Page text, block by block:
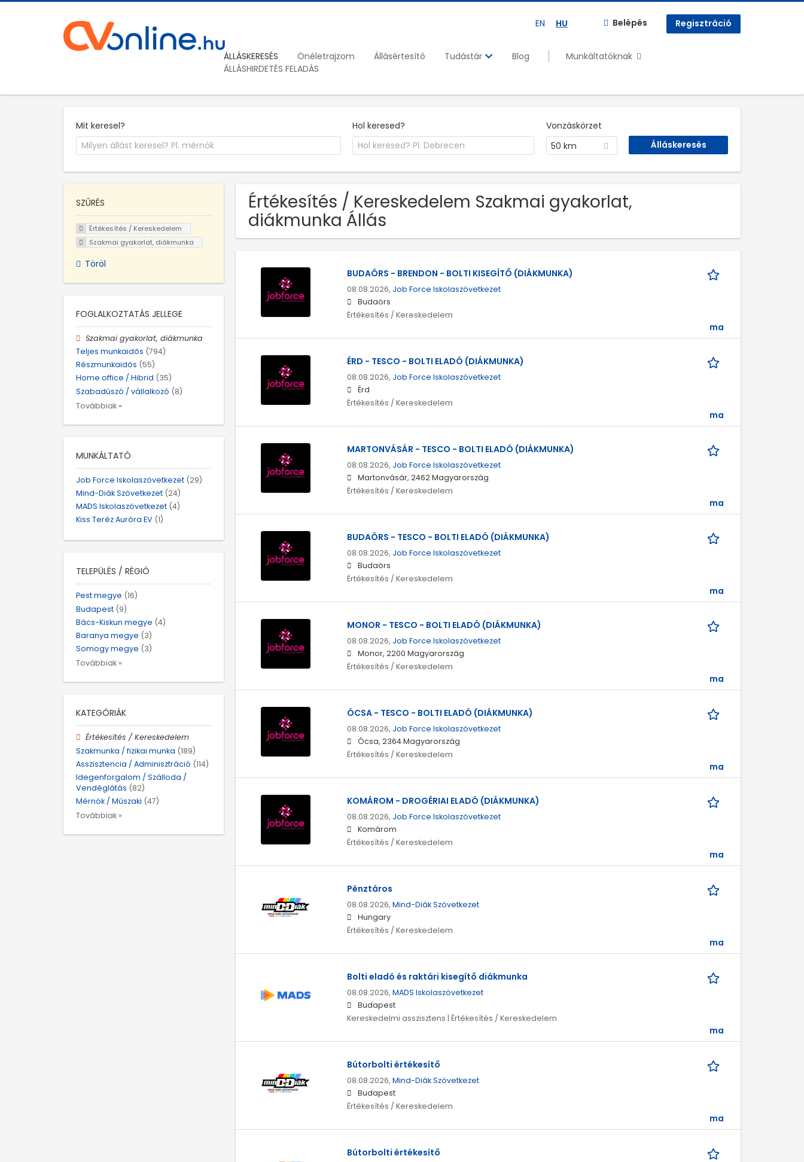
EN HU Belépés Regisztráció
ÁLLÁSKERESÉS Önéletrajzom Állásértesítő Tudástár Blog
Munkáltatóknak
ÁLLÁSHIRDETÉS FELADÁS
Mit keresel? Hol keresed?
Vonzáskörzet
50 km
Értékesítés / Kereskedelem Szakmai gyakorlat,
diákmunka Állás
BUDAÖRS - BRENDON - BOLTI KISEGÍTŐ (DIÁKMUNKA)
08.08.2026, Job Force Iskolaszövetkezet
Budaörs
Értékesítés / Kereskedelem
ma
ÉRD - TESCO - BOLTI ELADÓ (DIÁKMUNKA)
08.08.2026, Job Force Iskolaszövetkezet
Érd
Értékesítés / Kereskedelem
ma
MARTONVÁSÁR - TESCO - BOLTI ELADÓ (DIÁKMUNKA)
08.08.2026, Job Force Iskolaszövetkezet
Martonvásár, 2462 Magyarország
Értékesítés / Kereskedelem
ma
BUDAÖRS - TESCO - BOLTI ELADÓ (DIÁKMUNKA)
08.08.2026, Job Force Iskolaszövetkezet
Budaörs
Értékesítés / Kereskedelem
ma
MONOR - TESCO - BOLTI ELADÓ (DIÁKMUNKA)
08.08.2026, Job Force Iskolaszövetkezet
Monor, 2200 Magyarország
Értékesítés / Kereskedelem
ma
ÓCSA - TESCO - BOLTI ELADÓ (DIÁKMUNKA)
08.08.2026, Job Force Iskolaszövetkezet
Ócsa, 2364 Magyarország
Értékesítés / Kereskedelem
ma
KOMÁROM - DROGÉRIAI ELADÓ (DIÁKMUNKA)
08.08.2026, Job Force Iskolaszövetkezet
Komárom
Értékesítés / Kereskedelem
ma
Pénztáros
08.08.2026, Mind-Diák Szövetkezet
Hungary
Értékesítés / Kereskedelem
ma
Bolti eladó és raktári kisegítő diákmunka
08.08.2026, MADS Iskolaszövetkezet
Budapest
Kereskedelmi asszisztens | Értékesítés / Kereskedelem
ma
Bútorbolti értékesítő
08.08.2026, Mind-Diák Szövetkezet
Budapest
Értékesítés / Kereskedelem
ma
Bútorbolti értékesítő
SZŰRÉS
Értékesítés / Kereskedelem
Szakmai gyakorlat, diákmunka
Töröl
FOGLALKOZTATÁS JELLEGE
Szakmai gyakorlat, diákmunka
Teljes munkaidős (794)
Részmunkaidős (55)
Home office / Hibrid (35)
Szabadúszó / vállalkozó (8)
Továbbiak »
MUNKÁLTATÓ
Job Force Iskolaszövetkezet (29)
Mind-Diák Szövetkezet (24)
MADS Iskolaszövetkezet (4)
Kiss Teréz Auróra EV (1)
TELEPÜLÉS / RÉGIÓ
Pest megye (16)
Budapest (9)
Bács-Kiskun megye (4)
Baranya megye (3)
Somogy megye (3)
Továbbiak »
KATEGÓRIÁK
Értékesítés / Kereskedelem
Szakmunka / fizikai munka (189)
Asszisztencia / Adminisztráció (114)
Idegenforgalom / Szálloda /
Vendéglátás (82)
Mérnök / Műszaki (47)
Továbbiak »